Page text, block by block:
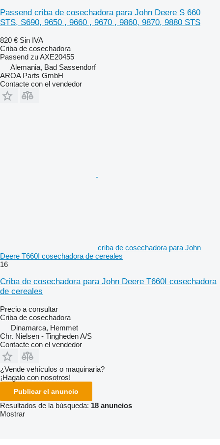
Passend criba de cosechadora para John Deere S 660
STS, S690, 9650 , 9660 , 9670 , 9860, 9870, 9880 STS
820 € Sin IVA
Criba de cosechadora
Passend zu AXE20455
Alemania, Bad Sassendorf
AROA Parts GmbH
Contacte con el vendedor
criba de cosechadora para John
Deere T660I cosechadora de cereales
16
Criba de cosechadora para John Deere T660I cosechadora
de cereales
Precio a consultar
Criba de cosechadora
Dinamarca, Hemmet
Chr. Nielsen - Tingheden A/S
Contacte con el vendedor
¿Vende vehículos o maquinaria?
¡Hagalo con nosotros!
Publicar el anuncio
Resultados de la búsqueda: 18 anuncios
Mostrar